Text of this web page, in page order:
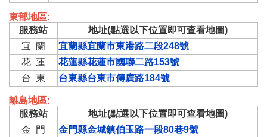
東部地區:
服務站
地址(點選以下位置即可查看地圖)
宜 蘭
宜蘭縣宜蘭市東港路二段248號
花 蓮
花蓮縣花蓮市國聯二路153號
台 東
台東縣台東市傳廣路184號
離島地區:
服務站
地址(點選以下位置即可查看地圖)
金 門
金門縣金城鎮伯玉路一段80巷9號